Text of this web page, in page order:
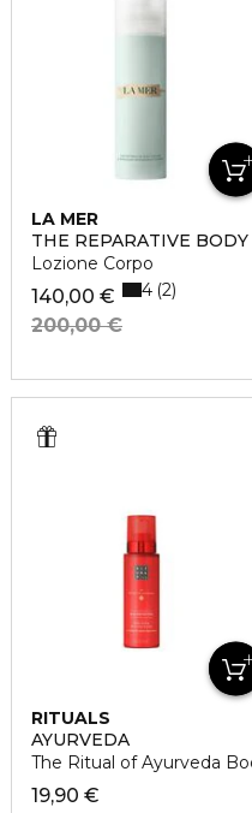
LA MER
THE REPARATIVE
Lozione Corpo
140,00 €
200,00 €
4 2
RITUALS
AYURVEDA
The Ritual of Ayurveda
19,90 €